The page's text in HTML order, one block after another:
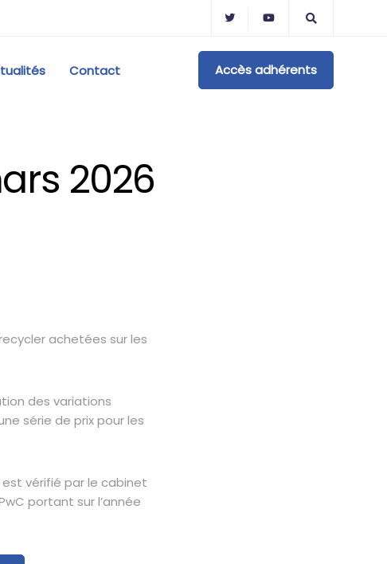
Contact Accès adhérents
2026
achetées sur les
des variations
série de prix pour les
vérifié par le cabinet
portant sur l’année